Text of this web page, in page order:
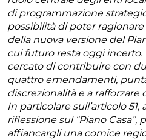
di programmazione
possibilità di poter ragionare
della nuova versione del
cui futuro resta oggi incerto.
cercato di contribuire con
quattro emendamenti,
discrezionalità e a rafforzare
In particolare sull’articolo
riflessione sul “Piano Casa”,
affiancargli una cornice